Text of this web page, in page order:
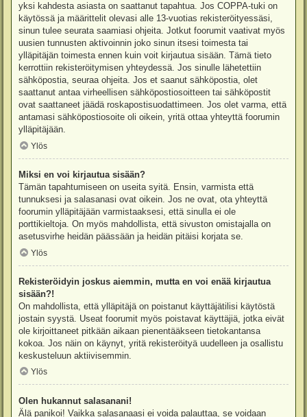
yksi kahdesta asiasta on saattanut tapahtua. Jos COPPA-tuki on
käytössä ja määrittelit olevasi alle 13-vuotias rekisteröityessäsi,
sinun tulee seurata saamiasi ohjeita. Jotkut foorumit vaativat myös
uusien tunnusten aktivoinnin joko sinun itsesi toimesta tai
ylläpitäjän toimesta ennen kuin voit kirjautua sisään. Tämä tieto
kerrottiin rekisteröitymisen yhteydessä. Jos sinulle lähetettiin
sähköpostia, seuraa ohjeita. Jos et saanut sähköpostia, olet
saattanut antaa virheellisen sähköpostiosoitteen tai sähköpostit
ovat saattaneet jäädä roskapostisuodattimeen. Jos olet varma, että
antamasi sähköpostiosoite oli oikein, yritä ottaa yhteyttä foorumin
ylläpitäjään.
Ylös
Miksi en voi kirjautua sisään?
Tämän tapahtumiseen on useita syitä. Ensin, varmista että
tunnuksesi ja salasanasi ovat oikein. Jos ne ovat, ota yhteyttä
foorumin ylläpitäjään varmistaaksesi, että sinulla ei ole
porttikieltoja. On myös mahdollista, että sivuston omistajalla on
asetusvirhe heidän päässään ja heidän pitäisi korjata se.
Ylös
Rekisteröidyin joskus aiemmin, mutta en voi enää kirjautua
sisään?!
On mahdollista, että ylläpitäjä on poistanut käyttäjätilisi käytöstä
jostain syystä. Useat foorumit myös poistavat käyttäjiä, jotka eivät
ole kirjoittaneet pitkään aikaan pienentääkseen tietokantansa
kokoa. Jos näin on käynyt, yritä rekisteröityä uudelleen ja osallistu
keskusteluun aktiivisemmin.
Ylös
Olen hukannut salasanani!
Älä panikoi! Vaikka salasanaasi ei voida palauttaa, se voidaan